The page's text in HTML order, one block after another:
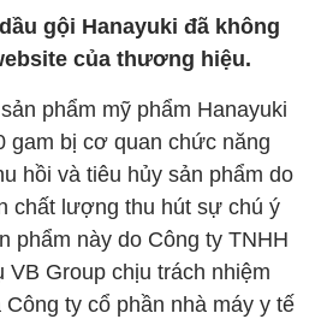
gội Hanayuki đã không
của thương hiệu.
phẩm mỹ phẩm Hanayuki
gam bị cơ quan chức năng
hồi và tiêu hủy sản phẩm do
chất lượng thu hút sự chú ý
phẩm này do Công ty TNHH
Group chịu trách nhiệm
ty cổ phần nhà máy y tế